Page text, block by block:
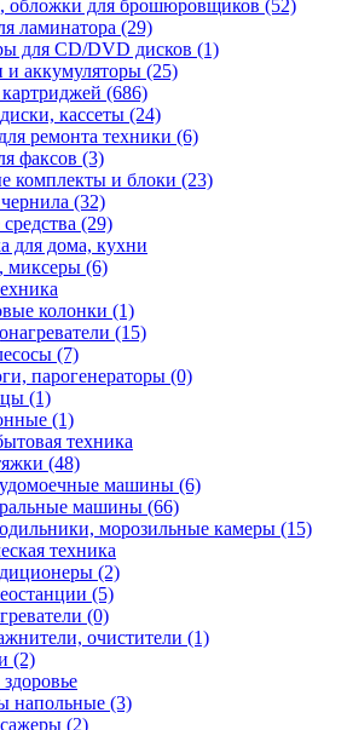
обложки для брошюровщиков (52)
ламинатора (29)
для CD/DVD дисков (1)
и аккумуляторы (25)
(686)
кассеты (24)
ремонта техники (6)
факсов (3)
комплекты и блоки (23)
(32)
(29)
для дома, кухни
миксеры (6)
колонки (1)
(15)
(7)
парогенераторы (0)
(1)
(1)
техника
(48)
машины (6)
машины (66)
морозильные камеры (15)
техника
(2)
(5)
(0)
очистители (1)
(2)
напольные (3)
(2)